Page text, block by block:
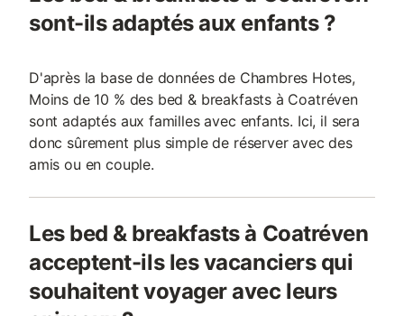
sont-ils adaptés aux enfants ?
D'après la base de données de Chambres Hotes,
Moins de 10 % des bed & breakfasts à Coatréven
sont adaptés aux familles avec enfants. Ici, il sera
donc sûrement plus simple de réserver avec des
amis ou en couple.
Les bed & breakfasts à Coatréven
acceptent-ils les vacanciers qui
souhaitent voyager avec leurs